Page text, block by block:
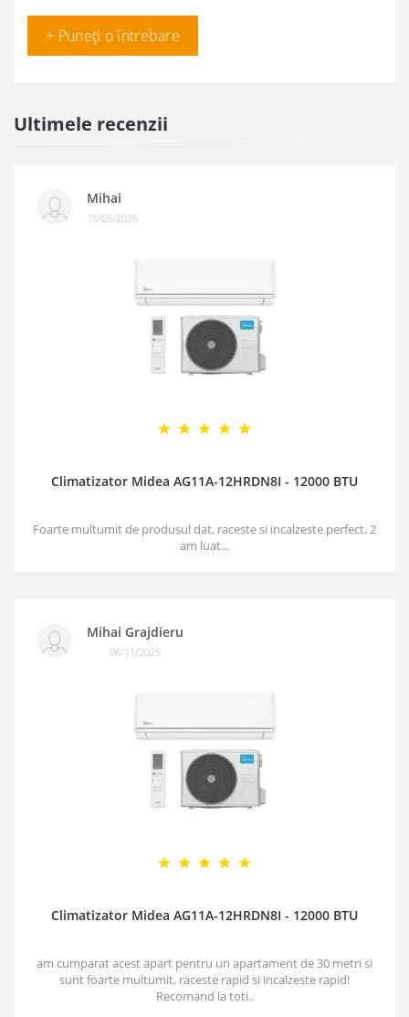
+ Puneți o întrebare
Ultimele recenzii
Mihai
15/05/2026
Climatizator Midea AG11A-12HRDN8I - 12000 BTU
Foarte multumit de produsul dat, raceste si incalzeste perfect, 2
am luat...
Mihai Grajdieru
06/11/2025
Climatizator Midea AG11A-12HRDN8I - 12000 BTU
am cumparat acest apart pentru un apartament de 30 metri si
sunt foarte multumit, raceste rapid si incalzeste rapid!
Recomand la toti..